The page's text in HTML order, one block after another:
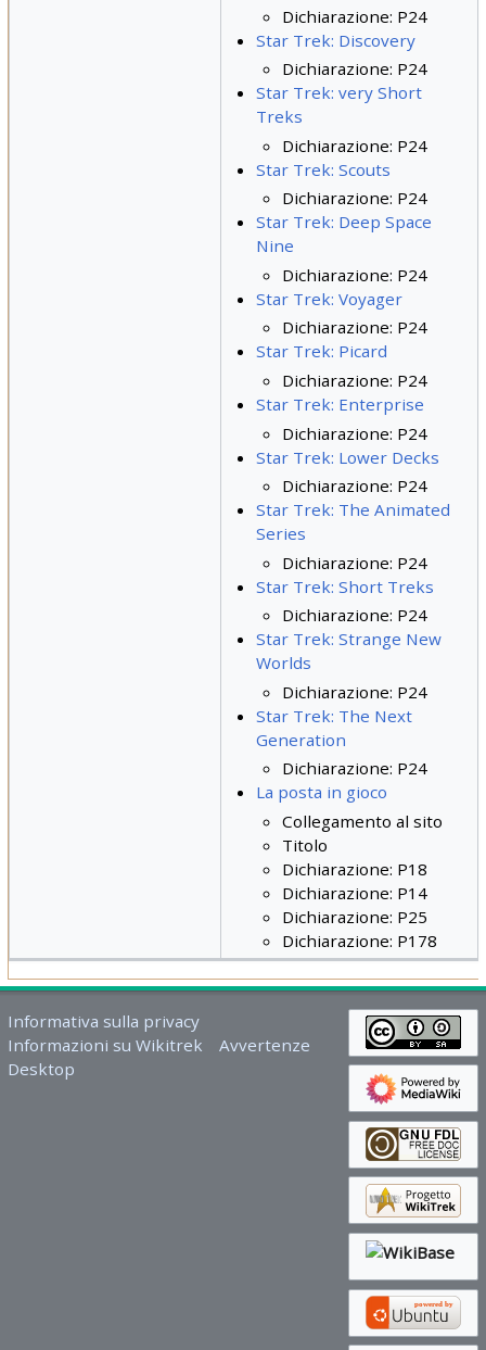
Dichiarazione: P24
Star Trek: Discovery
Dichiarazione: P24
Star Trek: very Short
Treks
Dichiarazione: P24
Star Trek: Scouts
Dichiarazione: P24
Star Trek: Deep Space
Nine
Dichiarazione: P24
Star Trek: Voyager
Dichiarazione: P24
Star Trek: Picard
Dichiarazione: P24
Star Trek: Enterprise
Dichiarazione: P24
Star Trek: Lower Decks
Dichiarazione: P24
Star Trek: The Animated
Series
Dichiarazione: P24
Star Trek: Short Treks
Dichiarazione: P24
Star Trek: Strange New
Worlds
Dichiarazione: P24
Star Trek: The Next
Generation
Dichiarazione: P24
La posta in gioco
Collegamento al sito
Titolo
Dichiarazione: P18
Dichiarazione: P14
Dichiarazione: P25
Dichiarazione: P178
Informativa sulla privacy
Informazioni su Wikitrek
Avvertenze
Desktop